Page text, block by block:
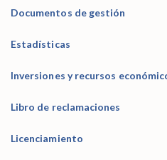
Matrícula Trámites Biblioteca
Documentos de gestión
Estadísticas
Inversiones y recursos
Libro de reclamaciones
Licenciamiento